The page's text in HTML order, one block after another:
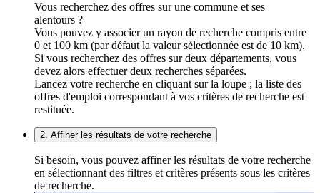
Vous recherchez des offres sur une commune et ses
alentours ?
Vous pouvez y associer un rayon de recherche compris entre
0 et 100 km (par défaut la valeur sélectionnée est de 10 km).
Si vous recherchez des offres sur deux départements, vous
devez alors effectuer deux recherches séparées.
Lancez votre recherche en cliquant sur la loupe ; la liste des
offres d'emploi correspondant à vos critères de recherche est
restituée.
2. Affiner les résultats de votre recherche
Si besoin, vous pouvez affiner les résultats de votre recherche
en sélectionnant des filtres et critères présents sous les critères
de recherche.